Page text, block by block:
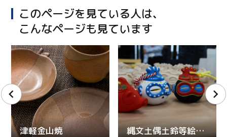
このページを見ている人は、
こんなページも見ています
津軽金山焼 縄文土偶土鈴等絵付け体験（焼き物・木工品）